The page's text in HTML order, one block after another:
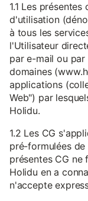
1.1 Les
d'utilisation
à tous les
l'Utilisateur
par e-mail ou
domaines
applications
Web") par
Holidu.
1.2 Les CG
pré-formulées
présentes CG
Holidu en a
n'accepte